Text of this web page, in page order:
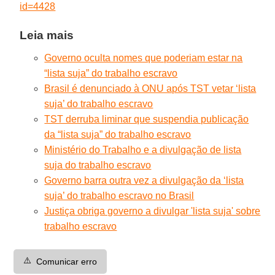
id=4428
Leia mais
Governo oculta nomes que poderiam estar na
“lista suja” do trabalho escravo
Brasil é denunciado à ONU após TST vetar ‘lista
suja’ do trabalho escravo
TST derruba liminar que suspendia publicação
da “lista suja” do trabalho escravo
Ministério do Trabalho e a divulgação de lista
suja do trabalho escravo
Governo barra outra vez a divulgação da ‘lista
suja’ do trabalho escravo no Brasil
Justiça obriga governo a divulgar 'lista suja' sobre
trabalho escravo
⚠️ Comunicar erro